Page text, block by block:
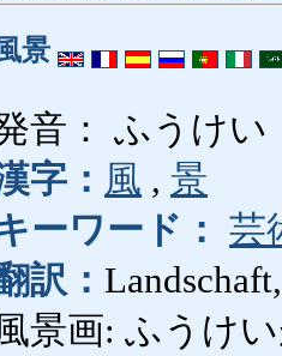
景
音： ふうけい
字： 風 , 景
ーワード： 芸
訳：
景画: ふうけい